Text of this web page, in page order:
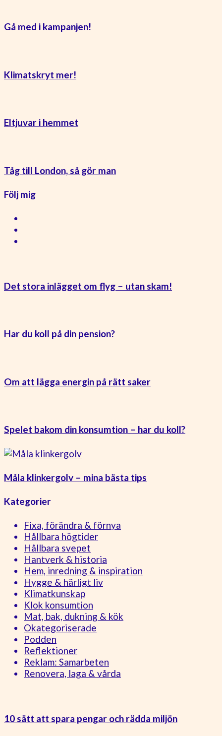
Gå med i kampanjen!
Klimatskryt mer!
Eltjuvar i hemmet
Tåg till London, så gör man
Följ mig
Det stora inlägget om flyg – utan skam!
Har du koll på din pension?
Om att lägga energin på rätt saker
Spelet bakom din konsumtion – har du koll?
Måla klinkergolv – mina bästa tips
Kategorier
Fixa, förändra & förnya
Hållbara högtider
Hållbara svepet
Hantverk & historia
Hem, inredning & inspiration
Hygge & härligt liv
Klimatkunskap
Klok konsumtion
Mat, bak, dukning & kök
Okategoriserade
Podden
Reflektioner
Reklam: Samarbeten
Renovera, laga & vårda
10 sätt att spara pengar och rädda miljön